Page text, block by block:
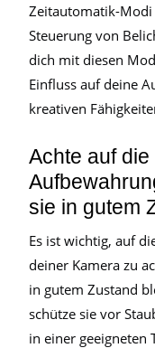
Zeitautomatik-
Steuerung von
dich mit diesen
Einfluss auf deine
kreativen
Achte auf
sie in gutem
Es ist wichtig, auf
deiner Kamera zu
in gutem Zustand
schütze sie vor
in einer geeigneten